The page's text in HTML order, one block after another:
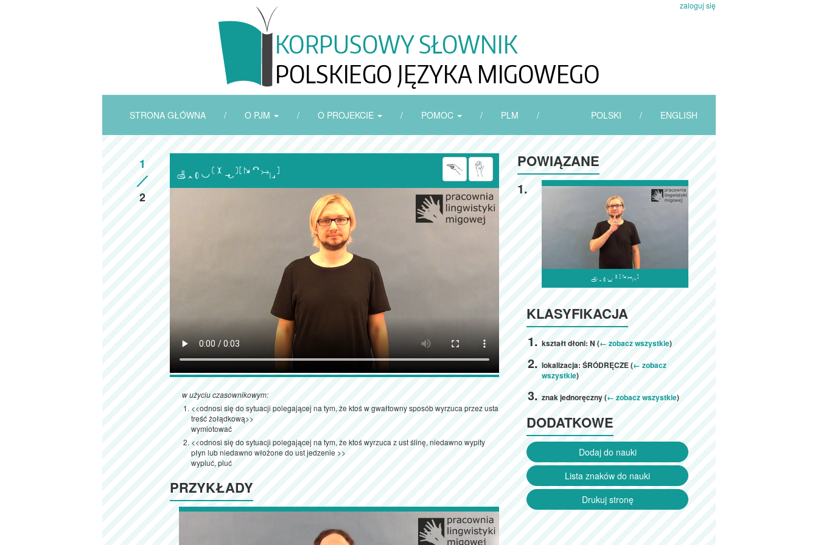
zaloguj się
STRONA GŁÓWNA / O PJM / O PROJEKCIE / POMOC / PLM / POLSKI / ENGLISH
1
2

w użyciu czasownikowym:
<<odnosi się do sytuacji polegającej na tym, że ktoś w gwałtowny sposób wyrzuca przez usta
treść żołądkową>>
wymiotować
<<odnosi się do sytuacji polegającej na tym, że ktoś wyrzuca z ust ślinę, niedawno wypity
płyn lub niedawno włożone do ust jedzenie >>
wypluć, pluć
PRZYKŁADY
POWIĄZANE
1.

KLASYFIKACJA
kształt dłoni: N (← zobacz wszystkie)
lokalizacja: ŚRÓDRĘCZE (← zobacz
wszystkie)
znak jednoręczny (← zobacz wszystkie)
DODATKOWE
Dodaj do nauki
Lista znaków do nauki
Drukuj stronę